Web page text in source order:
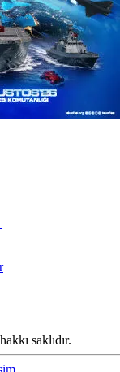
saklıdır.